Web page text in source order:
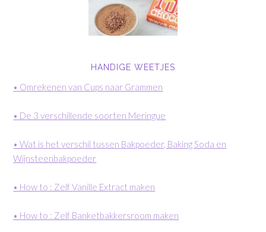
HANDIGE WEETJES
• Omrekenen van Cups naar Grammen
• De 3 verschillende soorten Meringue
• Wat is het verschil tussen Bakpoeder, Baking Soda en
Wijnsteenbakpoeder
• How to : Zelf Vanille Extract maken
• How to : Zelf Banketbakkersroom maken